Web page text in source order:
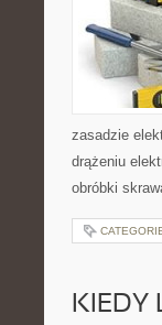
zasadzie
drążeniu
obróbki
KIEDY